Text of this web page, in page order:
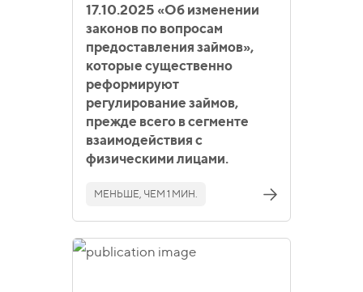
17.10.2025 «Об изменении
законов по вопросам
предоставления займов»,
которые существенно
реформируют
регулирование займов,
прежде всего в сегменте
взаимодействия с
физическими лицами.
МЕНЬШЕ, ЧЕМ 1 МИН.